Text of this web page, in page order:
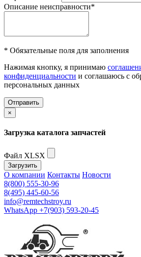
Описание неисправности*
* Обязательные поля для заполнения
Нажимая кнопку, я принимаю
конфиденциальности и соглашаюсь с
персональных данных
Отправить
×
Загрузка каталога запчастей
Файл XLSX
Загрузить
О компании Контакты Новости
8(800) 555-30-96
8(495) 445-60-56
info@remtechstroy.ru
WhatsApp +7(903) 593-20-45